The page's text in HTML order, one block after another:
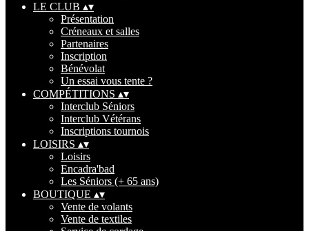
LE CLUB ▴▾
Présentation
Créneaux et salles
Partenaires
Inscription
Bénévolat
Un essai vous tente ?
COMPÉTITIONS ▴▾
Interclub Séniors
Interclub Vétérans
Inscriptions tournois
LOISIRS ▴▾
Loisirs
Encadra'bad
Les Séniors (+ 65 ans)
BOUTIQUE ▴▾
Vente de volants
Vente de textiles